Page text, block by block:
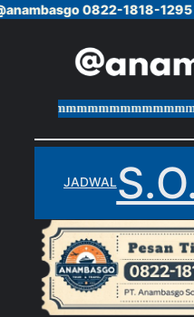
0822-1818-1295 |
JADWAL
0822-1818-1295 |